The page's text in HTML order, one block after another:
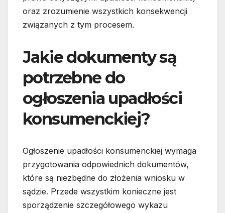
oraz zrozumienie wszystkich konsekwencji
związanych z tym procesem.
Jakie dokumenty są
potrzebne do
ogłoszenia upadłości
konsumenckiej?
Ogłoszenie upadłości konsumenckiej wymaga
przygotowania odpowiednich dokumentów,
które są niezbędne do złożenia wniosku w
sądzie. Przede wszystkim konieczne jest
sporządzenie szczegółowego wykazu